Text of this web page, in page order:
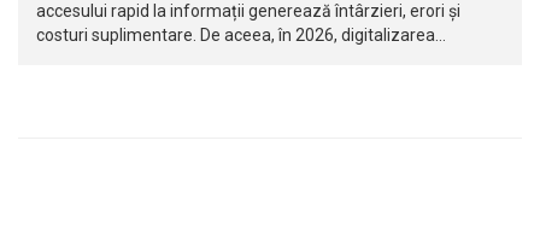
accesului rapid la informații generează întârzieri, erori și
costuri suplimentare. De aceea, în 2026, digitalizarea…